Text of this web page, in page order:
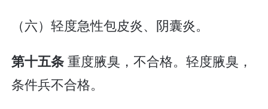
（六）轻度急性包皮炎、阴囊炎。
第十五条重度腋臭，不合格。轻度腋臭，
条件兵不合格。